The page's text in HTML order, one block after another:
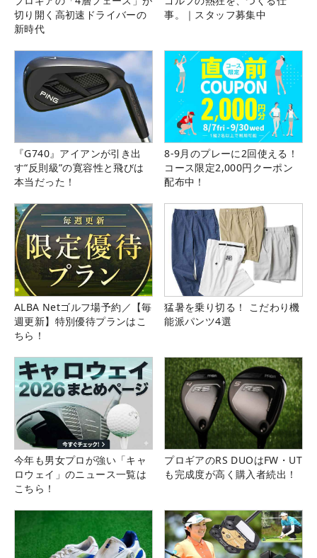
切り開く高初速ドライバーの
新時代
事。｜スタッフ募集中
『G740』アイアンが引き出
す“反則級”の寛容性と飛びは
本当だった！
8-9月のプレーに2回使える！
コース限定2,000円クーポン
配布中！
ALBA Netゴルフ場予約／【毎
週更新】特別優待プランはこ
ちら！
猛暑を乗り切る！ こだわり機
能派パンツ4選
今年も男女プロが強い「キャ
ロウェイ」のニュース一覧は
こちら！
プロギアのRS DUOはFW・UT
も完成度が高く購入者続出！